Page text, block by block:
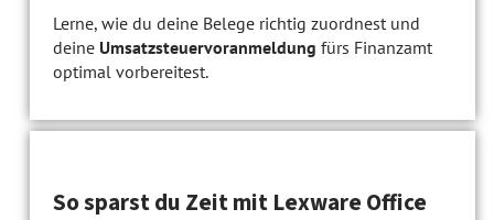
Lerne, wie du deine Belege richtig zuordnest und
deine Umsatzsteuervoranmeldung fürs Finanzamt
optimal vorbereitest.
So sparst du Zeit mit Lexware Office